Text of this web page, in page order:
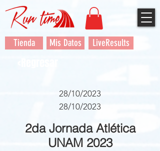
Tienda Mis Datos LiveResults
28/10/2023
28/10/2023
2da Jornada Atlética
UNAM 2023